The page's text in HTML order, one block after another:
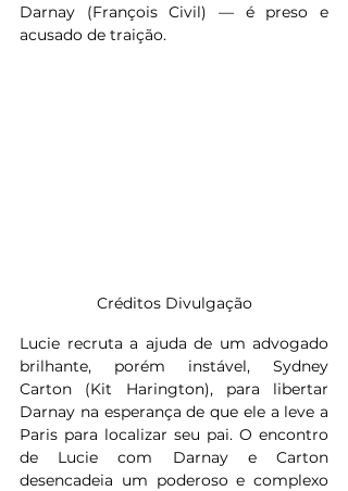
Darnay (François Civil) — é preso e
acusado de traição.
Créditos Divulgação
Lucie recruta a ajuda de um advogado
brilhante, porém instável, Sydney
Carton (Kit Harington), para libertar
Darnay na esperança de que ele a leve a
Paris para localizar seu pai. O encontro
de Lucie com Darnay e Carton
desencadeia um poderoso e complexo